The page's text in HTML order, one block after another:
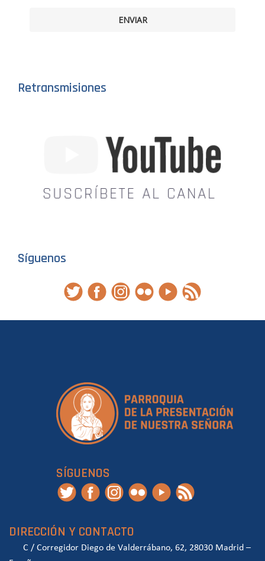
ENVIAR
Retransmisiones
Síguenos
SÍGUENOS
DIRECCIÓN Y CONTACTO
C / Corregidor Diego de Valderrábano, 62, 28030 Madrid –